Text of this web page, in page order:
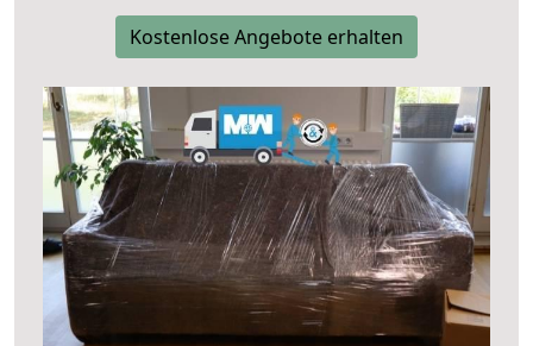
Kostenlose Angebote erhalten